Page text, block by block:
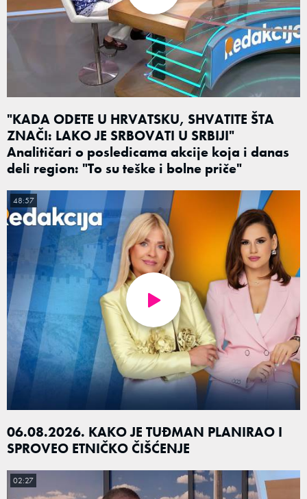
"KADA ODETE U HRVATSKU, SHVATITE ŠTA
ZNAČI: LAKO JE SRBOVATI U SRBIJI"
Analitičari o posledicama akcije koja i danas
deli region: "To su teške i bolne priče"
06.08.2026. KAKO JE TUĐMAN PLANIRAO I
SPROVEO ETNIČKO ČIŠĆENJE
48:57
02:27